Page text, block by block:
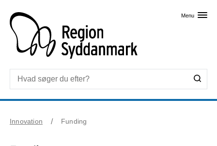
Menu
Innovation Funding